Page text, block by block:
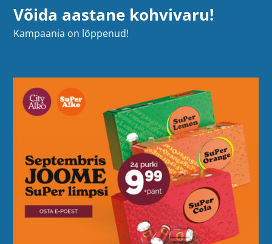
Võida aastane kohvivaru!
Kampaania on lõppenud!